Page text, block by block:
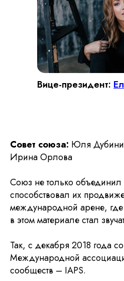
Вице-президент:
Совет союза: Юля
Ирина Орлова
Союз не только
способствовал их
международной арене, где
в этом материале стал
Так, с декабря 2018 года
Международной
сообществ – IAPS.